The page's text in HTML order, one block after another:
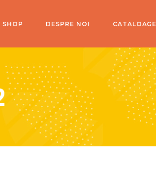
SHOP DESPRE NOI CATALOAGE